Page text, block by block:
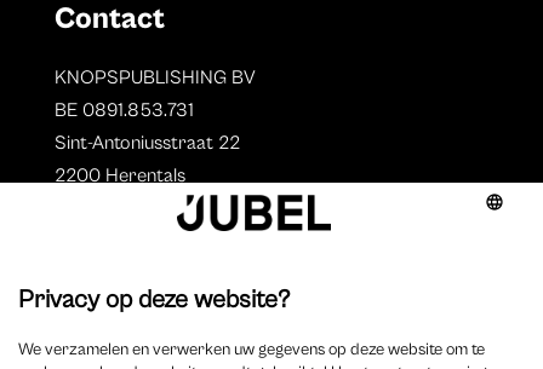
Contact
KNOPSPUBLISHING BV
BE 0891.853.731
Sint-Antoniusstraat 22
2200 Herentals
Auteurs
Overzicht auteurs